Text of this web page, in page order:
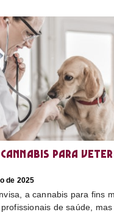
cannabis para
de 2025
a cannabis para fins
de saúde,